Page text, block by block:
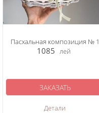
Пасхальная композиция № 1
1085 лей
Детали
ЗАКАЗАТЬ